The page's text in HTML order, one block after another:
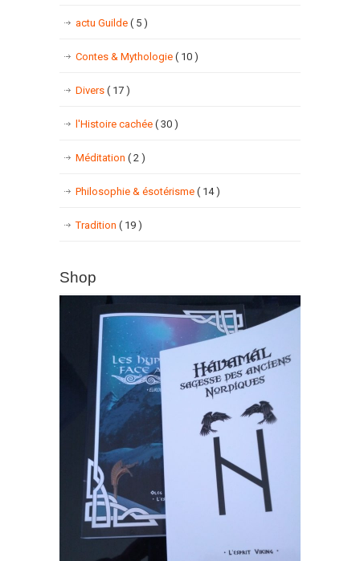
actu Guilde ( 5 )
Contes & Mythologie ( 10 )
Divers ( 17 )
l'Histoire cachée ( 30 )
Méditation ( 2 )
Philosophie & ésotérisme ( 14 )
Tradition ( 19 )
Shop